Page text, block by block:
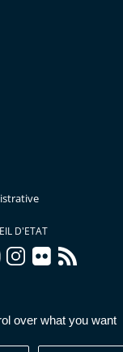
over what you want
D'ETAT
instagram
flickr rss
Données
Accessibilité :